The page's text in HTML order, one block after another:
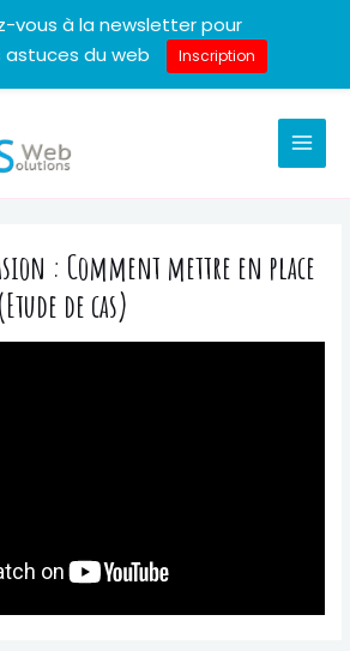
: Comment mettre en place
de cas)
vous à la newsletter pour
astuces du web
Inscription